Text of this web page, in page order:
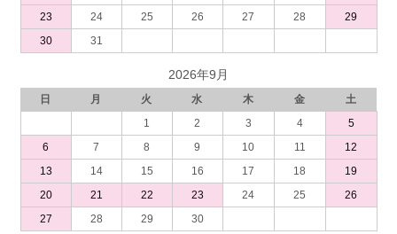
23 24 25 26 27 28
29
30
31
2026年9月
日 月 火 水 木 金
土
1
2 3 4
5
6
7 8 9 10 11
12
13
14 15 16 17 18
19
20
21 22 23 24 25
26
27
28 29 30